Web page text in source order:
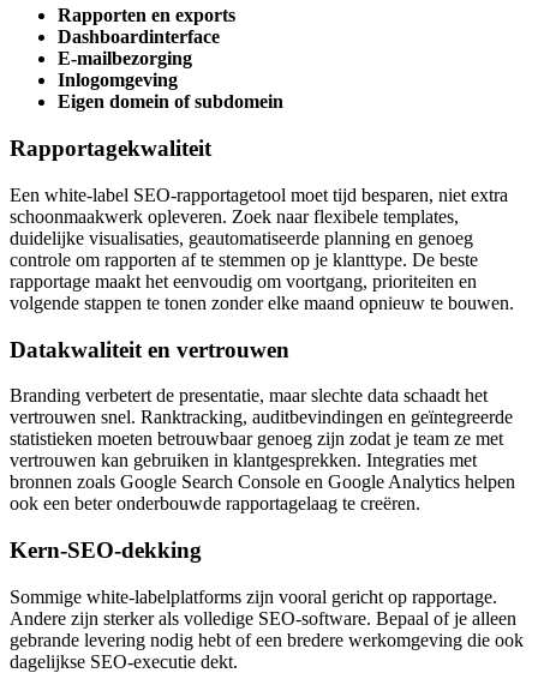
Rapporten en exports
Dashboardinterface
E-mailbezorging
Inlogomgeving
Eigen domein of subdomein
Rapportagekwaliteit
Een white-label SEO-rapportagetool moet tijd besparen, niet extra
schoonmaakwerk opleveren. Zoek naar flexibele templates,
duidelijke visualisaties, geautomatiseerde planning en genoeg
controle om rapporten af te stemmen op je klanttype. De beste
rapportage maakt het eenvoudig om voortgang, prioriteiten en
volgende stappen te tonen zonder elke maand opnieuw te bouwen.
Datakwaliteit en vertrouwen
Branding verbetert de presentatie, maar slechte data schaadt het
vertrouwen snel. Ranktracking, auditbevindingen en geïntegreerde
statistieken moeten betrouwbaar genoeg zijn zodat je team ze met
vertrouwen kan gebruiken in klantgesprekken. Integraties met
bronnen zoals Google Search Console en Google Analytics helpen
ook een beter onderbouwde rapportagelaag te creëren.
Kern-SEO-dekking
Sommige white-labelplatforms zijn vooral gericht op rapportage.
Andere zijn sterker als volledige SEO-software. Bepaal of je alleen
gebrande levering nodig hebt of een bredere werkomgeving die ook
dagelijkse SEO-executie dekt.